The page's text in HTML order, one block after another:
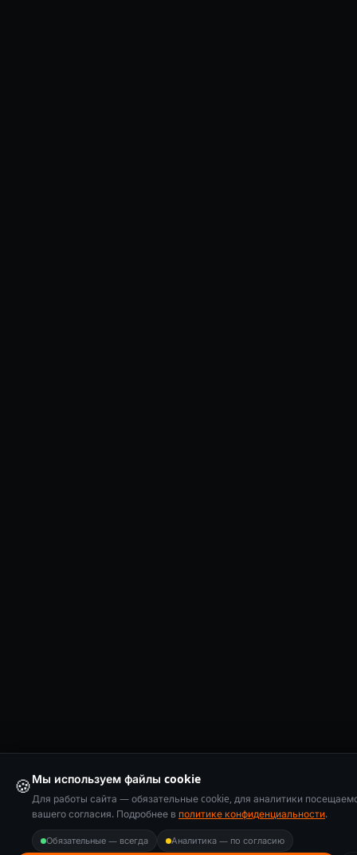
🍪Мы используем файлы cookie
Для работы сайта — обязательные cookie, для аналитики
вашего согласия. Подробнее в политике конфиденциальности.
Обязательные — всегда Аналитика — по согласию